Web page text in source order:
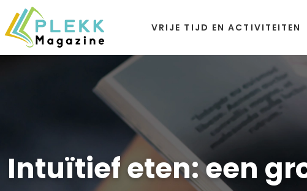
VRIJE TIJD EN ACTIVITEITEN
Intuïtief eten: een